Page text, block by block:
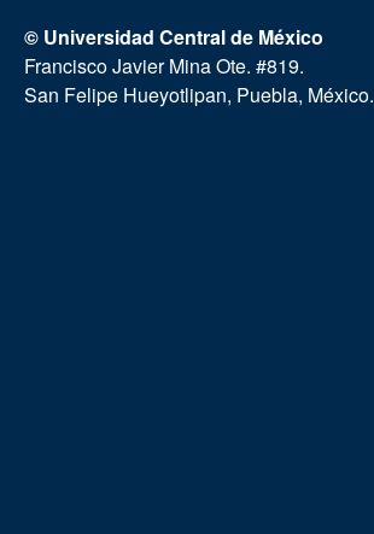
© Universidad Central de México
Francisco Javier Mina Ote. #819.
San Felipe Hueyotlipan, Puebla, México.